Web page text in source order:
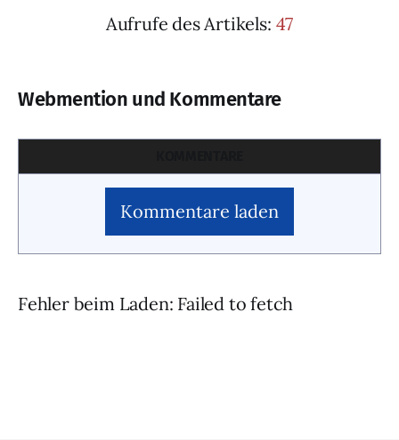
Aufrufe des Artikels: 47
Webmention und Kommentare
Kommentare laden
Fehler beim Laden: Failed to fetch